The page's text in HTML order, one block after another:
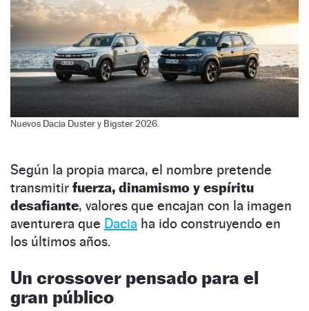
Nuevos Dacia Duster y Bigster 2026.
Según la propia marca, el nombre pretende
transmitir fuerza, dinamismo y espíritu
desafiante, valores que encajan con la imagen
aventurera que Dacia ha ido construyendo en
los últimos años.
Un crossover pensado para el
gran público